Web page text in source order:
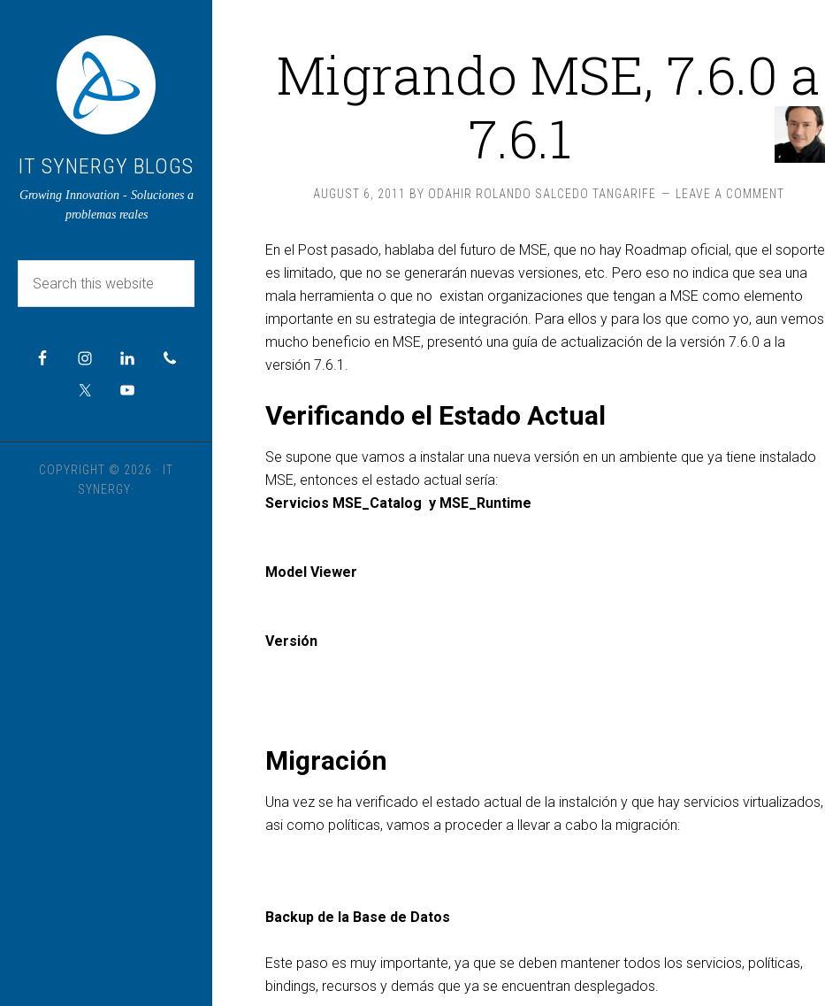
IT SYNERGY BLOGS
Growing Innovation - Soluciones a
problemas reales
COPYRIGHT © 2026 · IT
SYNERGY·
Migrando MSE, 7.6.0 a
7.6.1
AUGUST 6, 2011 BY ODAHIR ROLANDO SALCEDO TANGARIFE LEAVE A COMMENT
En el Post pasado, hablaba del futuro de MSE, que no hay Roadmap oficial, que el soporte
es limitado, que no se generarán nuevas versiones, etc. Pero eso no indica que sea una
mala herramienta o que no existan organizaciones que tengan a MSE como elemento
importante en su estrategia de integración. Para ellos y para los que como yo, aun vemos
mucho beneficio en MSE, presentó una guía de actualización de la versión 7.6.0 a la
versión 7.6.1.
Verificando el Estado Actual
Se supone que vamos a instalar una nueva versión en un ambiente que ya tiene instalado
MSE, entonces el estado actual sería:
Servicios MSE_Catalog y MSE_Runtime
Model Viewer
Versión
Migración
Una vez se ha verificado el estado actual de la instalción y que hay servicios virtualizados,
asi como políticas, vamos a proceder a llevar a cabo la migración:
Backup de la Base de Datos
Este paso es muy importante, ya que se deben mantener todos los servicios, políticas,
bindings, recursos y demás que ya se encuentran desplegados.